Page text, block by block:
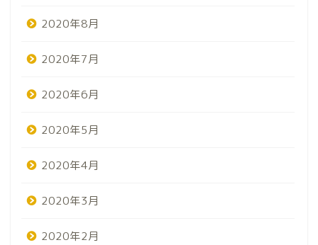
2020年8月
2020年7月
2020年6月
2020年5月
2020年4月
2020年3月
2020年2月